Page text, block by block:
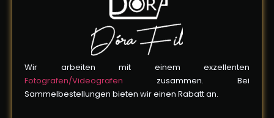
Wir arbeiten mit einem exzellenten
Fotografen/Videografen zusammen. Bei
Sammelbestellungen bieten wir einen Rabatt an.